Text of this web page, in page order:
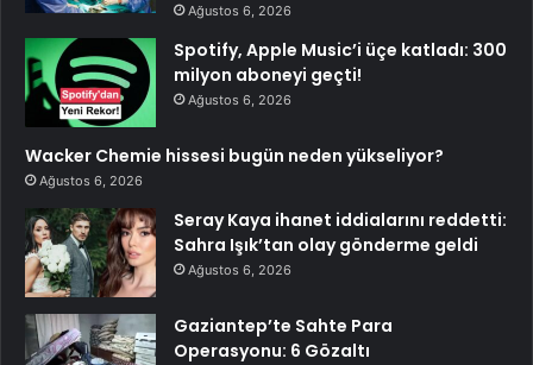
Ağustos 6, 2026
Spotify, Apple Music’i üçe katladı: 300
milyon aboneyi geçti!
Ağustos 6, 2026
Wacker Chemie hissesi bugün neden yükseliyor?
Ağustos 6, 2026
Seray Kaya ihanet iddialarını reddetti:
Sahra Işık’tan olay gönderme geldi
Ağustos 6, 2026
Gaziantep’te Sahte Para
Operasyonu: 6 Gözaltı